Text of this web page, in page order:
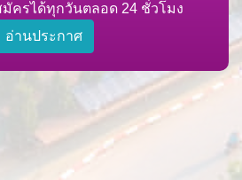
ครได้ทุกวันตลอด 24 ชั่วโมง
อ่านประกาศ